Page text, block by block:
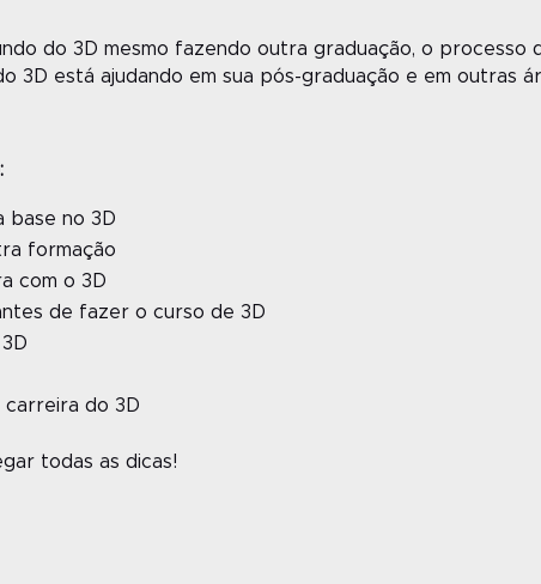
do 3D mesmo fazendo outra graduação, o
3D está ajudando em sua pós-graduação e em outras
base no 3D
formação
com o 3D
de fazer o curso de 3D
carreira do 3D
todas as dicas!